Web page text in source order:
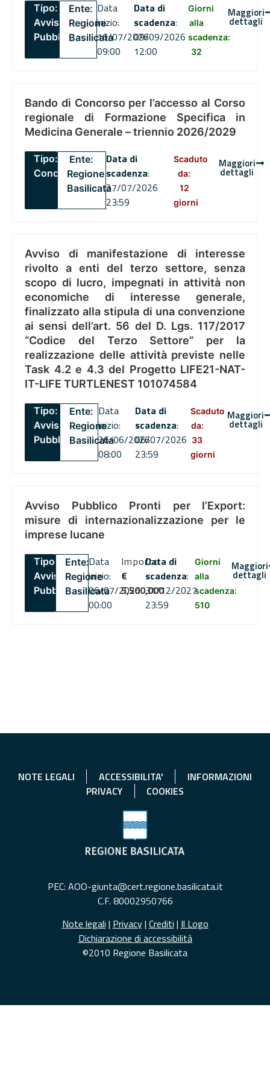
Tipo:
Avviso
Pubblico
Ente:
Regione
Basilicata
Data
inizio:
16/07/2026
09:00
Data di
scadenza:
09/09/2026
12:00
Giorni
alla
scadenza:
32
Maggiori
dettagli
Bando di Concorso per l’accesso al Corso
regionale di Formazione Specifica in
Medicina Generale – triennio 2026/2029
Tipo:
Concorsi
Ente:
Regione
Basilicata
Data di
scadenza:
27/07/2026
23:59
Scaduto
da:
12
giorni
Maggiori
dettagli
Avviso di manifestazione di interesse
rivolto a enti del terzo settore, senza
scopo di lucro, impegnati in attività non
economiche di interesse generale,
finalizzato alla stipula di una convenzione
ai sensi dell’art. 56 del D. Lgs. 117/2017
“Codice del Terzo Settore” per la
realizzazione delle attività previste nelle
Task 4.2 e 4.3 del Progetto LIFE21-NAT-
IT-LIFE TURTLENEST 101074584
Tipo:
Avviso
Pubblico
Ente:
Regione
Basilicata
Data
inizio:
26/06/2026
08:00
Data di
scadenza:
06/07/2026
23:59
Scaduto
da:
33
giorni
Maggiori
dettagli
Avviso Pubblico Pronti per l’Export:
misure di internazionalizzazione per le
imprese lucane
Tipo:
Avviso
Pubblico
Ente:
Regione
Basilicata
Data
inizio:
06/07/2026
00:00
Importo
€
5,500,000
Data di
scadenza:
31/12/2027
23:59
Giorni
alla
scadenza:
510
Maggiori
dettagli
NOTE LEGALI ACCESSIBILITA'
INFORMAZIONI
PRIVACY
COOKIES
PEC: AOO-giunta@cert.regione.basilicata.it
C.F. 80002950766
Note legali | Privacy| Crediti | Il Logo
Dichiarazione di accessibilità
©2010 Regione Basilicata